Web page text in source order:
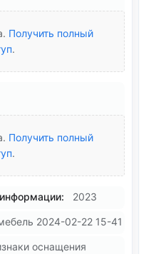
Получить полный
.
Получить полный
.
2023
2024-02-22 15-41
оснащения